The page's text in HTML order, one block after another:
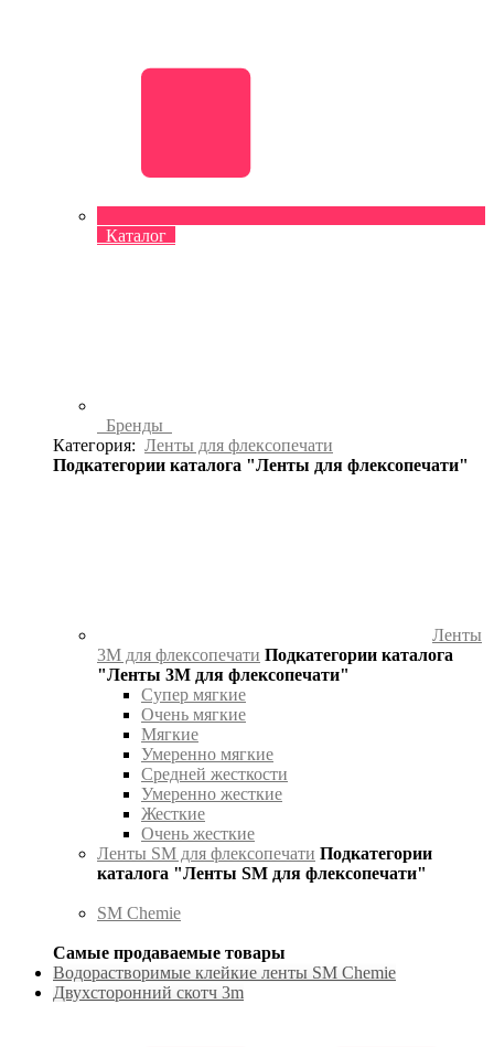
Каталог
Бренды
Категория: Ленты для флексопечати
Подкатегории каталога "Ленты для флексопечати"
Ленты
3М для флексопечати Подкатегории каталога
"Ленты 3М для флексопечати"
Супер мягкие
Очень мягкие
Мягкие
Умеренно мягкие
Средней жесткости
Умеренно жесткие
Жесткие
Очень жесткие
Ленты SM для флексопечати Подкатегории
каталога "Ленты SM для флексопечати"
SM Chemie
Самые продаваемые товары
Водорастворимые клейкие ленты SM Chemie
Двухсторонний скотч 3m